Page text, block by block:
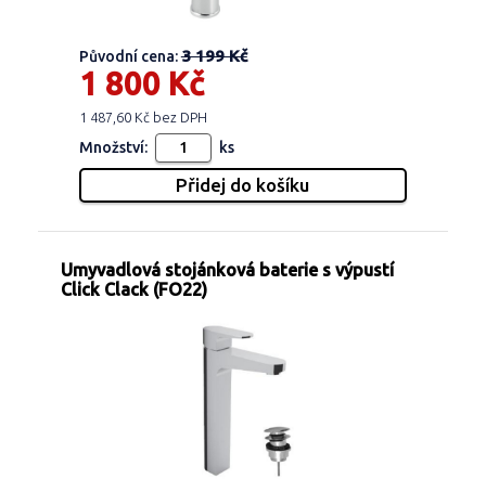
Původní cena:3 199 Kč
1 800 Kč
1 487,60 Kč bez DPH
Množství: ks
Umyvadlová stojánková baterie s výpustí
Click Clack (FO22)